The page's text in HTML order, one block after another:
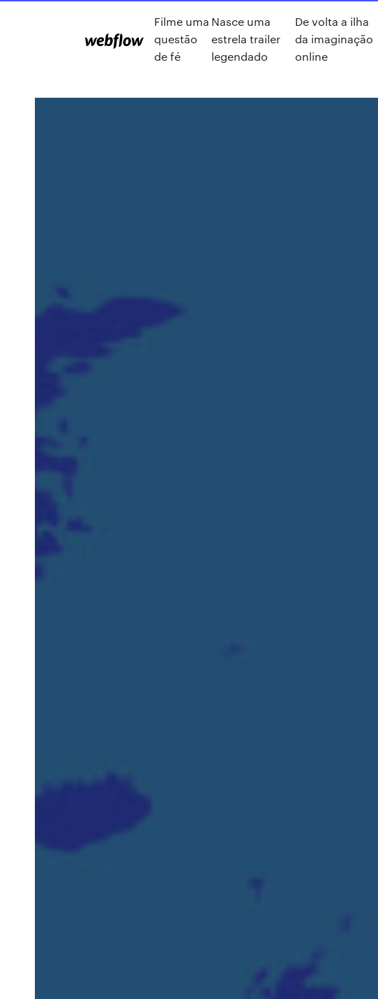
Filme uma
questão
de fé
Nasce uma
estrela trailer
legendado
De volta a ilha
da imaginação
online